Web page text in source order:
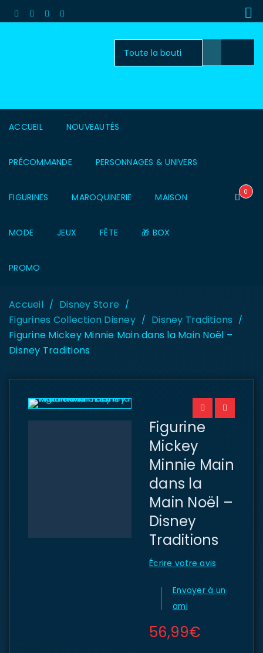
ACCUEIL NOUVEAUTÉS
PRÉCOMMANDE PERSONNAGES & UNIVERS
FIGURINES MAROQUINERIE MAISON
MODE JEUX FÊTE 🎁 BOX
PROMO
0
Accueil / Disney Store /
Figurines Collection Disney / Disney Traditions /
Figurine Mickey Minnie Main dans la Main Noël –
Disney Traditions
Figurine
Mickey
Minnie Main
dans la
Main Noël –
Disney
Traditions
Écrire votre avis
Envoyer à un
ami
56,99€